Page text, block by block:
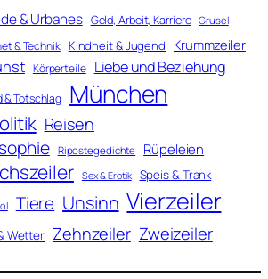
& Urbanes Geld, Arbeit, Karriere Grusel
& Technik Kindheit & Jugend Krummzeiler
Körperteile Liebe und Beziehung
& Totschlag München
Reisen
Ripostegedichte Rüpeleien
Sex & Erotik Speis & Trank
Tiere Unsinn Vierzeiler
Wetter Zehnzeiler Zweizeiler